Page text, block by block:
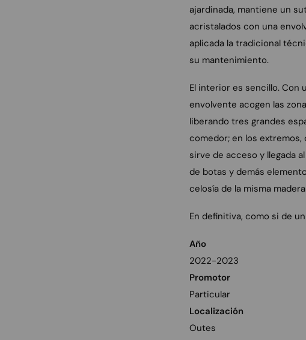
ajardinada, mantiene un
acristalados con una
aplicada la tradicional
su mantenimiento.
El interior es sencillo. Con
envolvente acogen las
liberando tres grandes
comedor; en los extremos,
sirve de acceso y llegada
de botas y demás
celosía de la misma
En definitiva, como si de
Año
2022-2023
Promotor
Particular
Localización
Outes